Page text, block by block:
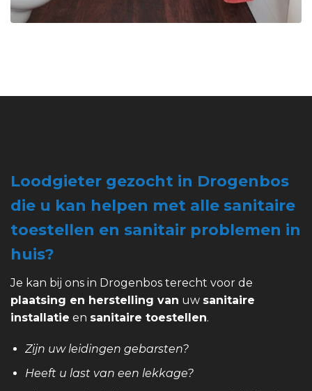
Loodgieter gezocht in Drogenbos
die u kan helpen met alle sanitaire
toestellen en sanitair problemen in
huis?
Je kan bij ons in Drogenbos terecht voor de
plaatsing en herstelling van uw sanitaire
installatie en sanitaire toestellen.
Zijn uw leidingen gebarsten?
Heeft u last van een lekkage?